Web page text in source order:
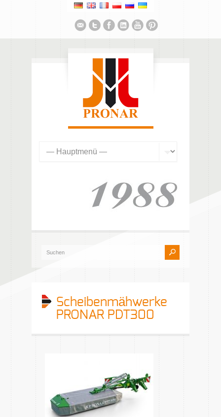
Scheibenmähwerke
PRONAR PDT300